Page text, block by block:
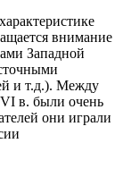
внимание
Западной
и т.д.). Между
в. были очень
они играли